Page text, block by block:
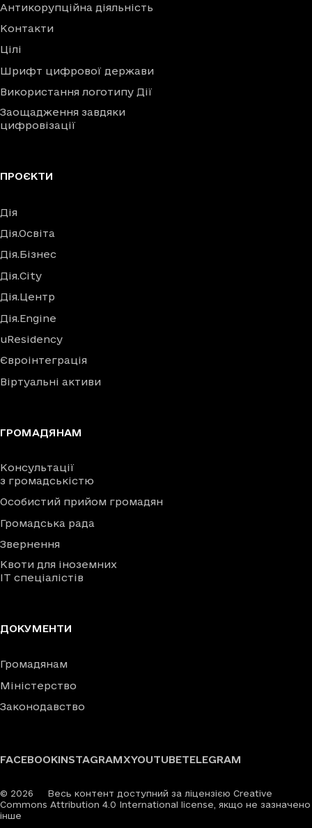
Антикорупційна діяльність
Контакти
Цілі
Шрифт цифрової держави
Використання логотипу Дії
Заощадження завдяки
цифровізації
ПРОЄКТИ
Дія
Дія.Освіта
Дія.Бізнес
Дія.City
Дія.Центр
Дія.Engine
uResidency
Євроінтеграція
Віртуальні активи
ГРОМАДЯНАМ
Консультації
з громадськістю
Особистий прийом громадян
Громадська рада
Звернення
Квоти для іноземних
IT спеціалістів
ДОКУМЕНТИ
Громадянам
Міністерство
Законодавство
FACEBOOKINSTAGRAMXYOUTUBETELEGRAM
© 2026
Весь контент доступний за ліцензією Creative
Commons Attribution 4.0 International license, якщо не зазначено
інше